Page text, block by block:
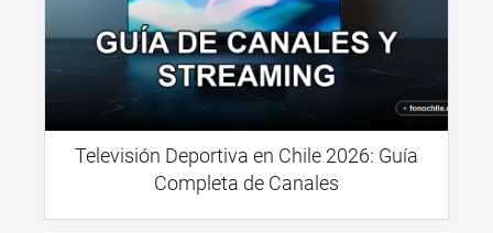
Televisión Deportiva en Chile 2026: Guía
Completa de Canales